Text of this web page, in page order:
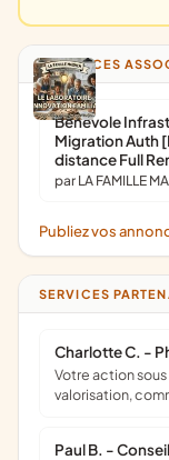
ANNONCES
Bénévole
Migration Auth
distance Full
par LA FAMILLE
Publiez vos
SERVICES
Charlotte C. -
Votre action sous son meilleur jour : événements,
valorisation,
Paul B. -